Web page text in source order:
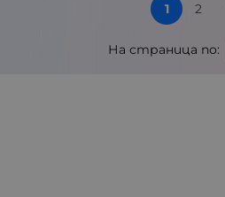
1 2
На страница по: